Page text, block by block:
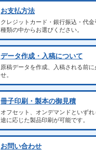
お支払方法
クレジットカード・銀行振込・代
種類の中からお選びください。
データ作成・入稿について
原稿データを作成、入稿される前
せ。
冊子印刷・製本の御見積
オフセット、オンデマンドといず
途に応じた製品印刷が可能です。
お問い合わせ